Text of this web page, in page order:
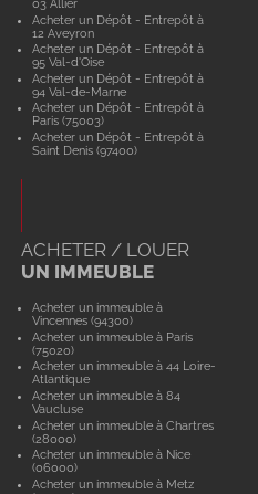
03 Allier
Acheter un Dépôt - Entrepôt à
12 Aveyron
Acheter un Dépôt - Entrepôt à
95 Val-d'Oise
Acheter un Dépôt - Entrepôt à
94 Val-de-Marne
Acheter un Dépôt - Entrepôt à
Paris (75003)
Acheter un Dépôt - Entrepôt à
Saint Denis (97400)
ACHETER / LOUER
UN IMMEUBLE
Acheter un immeuble à
Vincennes (94300)
Acheter un immeuble à Paris
(75020)
Acheter un immeuble à 44 Loire-
Atlantique
Acheter un immeuble à 84
Vaucluse
Acheter un immeuble à Chartres
(28000)
Acheter un immeuble à Nice
(06000)
Acheter un immeuble à Metz